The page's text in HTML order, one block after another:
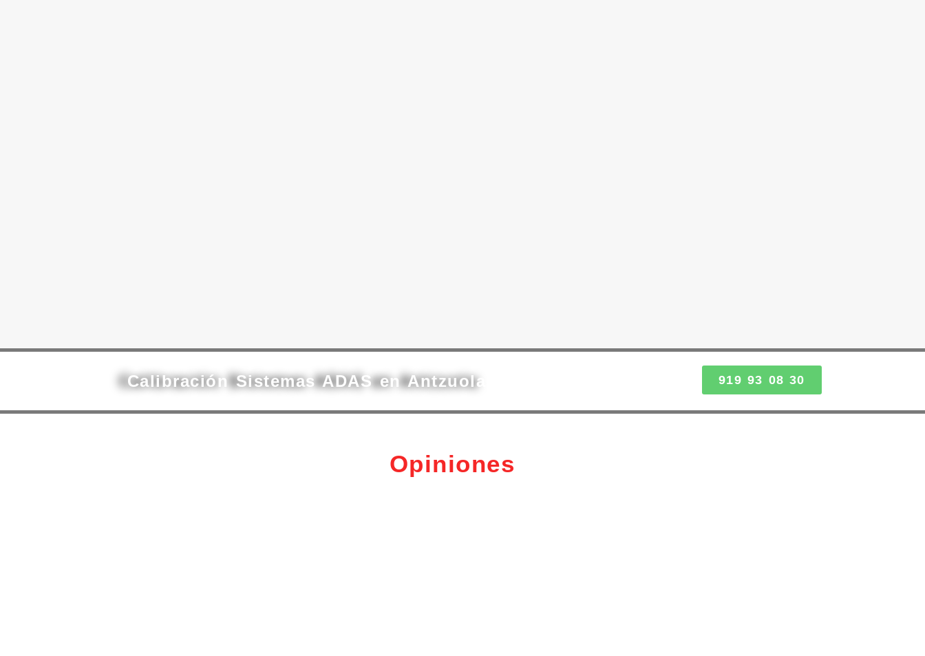
Calibración Sistemas ADAS en Antzuola 919 93 08 30
Opiniones